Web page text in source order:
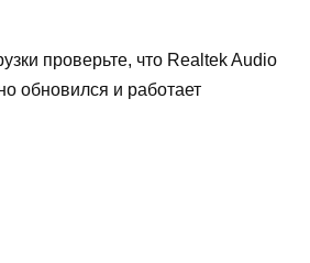
проверьте, что Realtek Audio
обновился и работает